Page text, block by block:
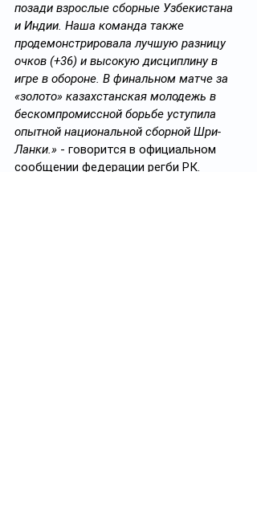
позади взрослые сборные Узбекистана
и Индии. Наша команда также
продемонстрировала лучшую разницу
очков (+36) и высокую дисциплину в
игре в обороне. В финальном матче за
«золото» казахстанская молодежь в
бескомпромиссной борьбе уступила
опытной национальной сборной Шри-
Ланки.» - говорится в официальном
сообщении федерации регби РК.